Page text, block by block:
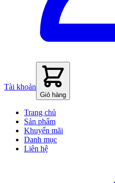
Tài khoản
Giỏ hàng
Trang chủ
Sản phẩm
Khuyến mãi
Danh mục
Liên hệ